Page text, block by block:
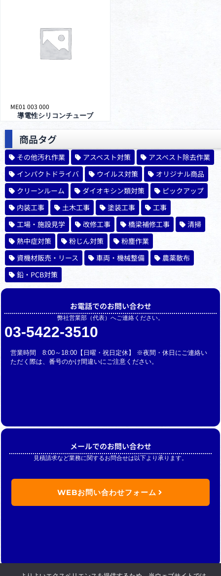
ME01 003 000
導電性シリコンチューブ
商品タグ
その他汚れ作業 アスベスト対策
アスベスト除去作業
インパクトドライバ
ウイルス対策
オリジナル商品
クリーンルーム
ダイオキシン類対策
ピックアップ
内装工事
土木工事 塗装工事
工事
工場・施設見学
改修工事 橋梁補修工事
清掃
熱中症対策
粉じん対策
粉塵作業
資機材販売・リース
車両・機械整備
農薬散布
鉛・PCB対策
お電話でのお問い合わせ
弊社営業部（代表）へご連絡ください。
03-5422-3510
営業時間 8:00～18:00【日曜・祝日定休】 ※夜間・休日にご連絡い
ただく際は、番号のかけ間違いにご注意ください。
メールでのお問い合わせ
見積請求など業務に関するお問合せは以下より承ります。
WEBお問い合わせフォーム